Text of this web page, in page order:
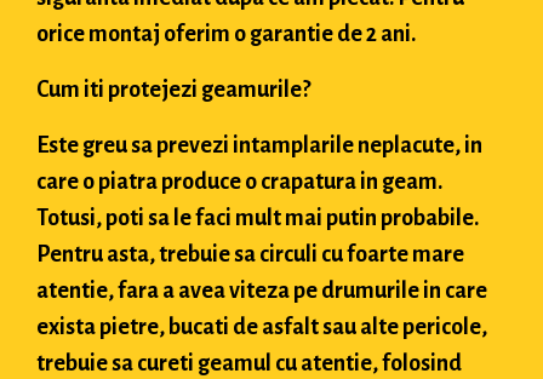
orice montaj oferim o garantie de 2 ani.
Cum iti protejezi geamurile?
Este greu sa prevezi intamplarile neplacute, in
care o piatra produce o crapatura in geam.
Totusi, poti sa le faci mult mai putin probabile.
Pentru asta, trebuie sa circuli cu foarte mare
atentie, fara a avea viteza pe drumurile in care
exista pietre, bucati de asfalt sau alte pericole,
trebuie sa cureti geamul cu atentie, folosind